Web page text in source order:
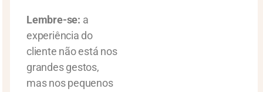
Lembre-se: a
experiência do
cliente não está nos
grandes gestos,
mas nos pequenos